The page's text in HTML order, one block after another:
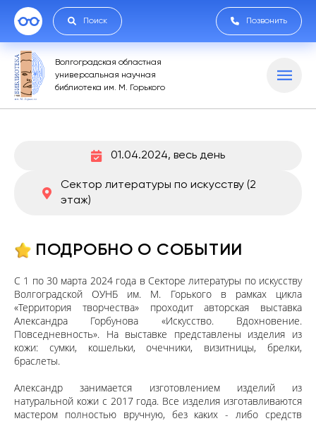
Поиск Позвонить
Волгоградская областная
универсальная научная
библиотека им. М. Горького
01.04.2024, весь день
Сектор литературы по искусству (2
этаж)
ПОДРОБНО О СОБЫТИИ
С 1 по 30 марта 2024 года в Секторе литературы по искусству
Волгоградской ОУНБ им. М. Горького в рамках цикла
«Территория творчества» проходит авторская выставка
Александра Горбунова «Искусство. Вдохновение.
Повседневность». На выставке представлены изделия из
кожи: сумки, кошельки, очечники, визитницы, брелки,
браслеты.
Александр занимается изготовлением изделий из
натуральной кожи с 2017 года. Все изделия изготавливаются
мастером полностью вручную, без каких - либо средств